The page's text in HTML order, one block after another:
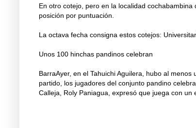
En otro cotejo, pero en la localidad
posición por puntuación.
La octava fecha consigna estos cotejos:
Unos 100 hinchas pandinos celebran
BarraAyer, en el Tahuichi Aguilera, hubo al
partido, los jugadores del conjunto pandino
Calleja, Roly Paniagua, expresó que juega con